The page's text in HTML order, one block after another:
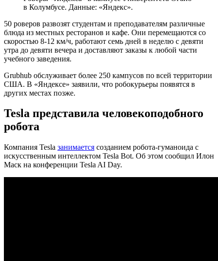
в Колумбусе. Данные: «Яндекс».
50 роверов развозят студентам и преподавателям различные
блюда из местных ресторанов и кафе. Они перемещаются со
скоростью 8-12 км/ч, работают семь дней в неделю с девяти
утра до девяти вечера и доставляют заказы к любой части
учебного заведения.
Grubhub обслуживает более 250 кампусов по всей территории
США. В «Яндексе» заявили, что робокурьеры появятся в
других местах позже.
Tesla представила человекоподобного
робота
Компания Tesla занимается созданием робота-гуманоида с
искусственным интеллектом Tesla Bot. Об этом сообщил Илон
Маск на конференции Tesla AI Day.